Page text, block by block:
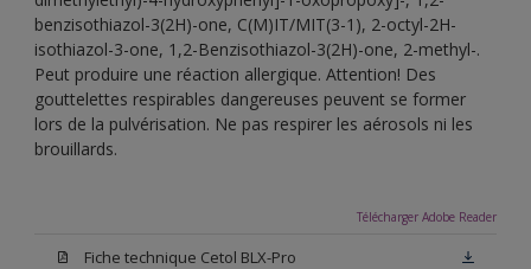
benzisothiazol-3(2H)-one, C(M)IT/MIT(3-1), 2-octyl-2H-
isothiazol-3-one, 1,2-Benzisothiazol-3(2H)-one, 2-methyl-.
Peut produire une réaction allergique. Attention! Des
gouttelettes respirables dangereuses peuvent se former
lors de la pulvérisation. Ne pas respirer les aérosols ni les
brouillards.
Télécharger Adobe Reader
Fiche technique Cetol BLX-Pro